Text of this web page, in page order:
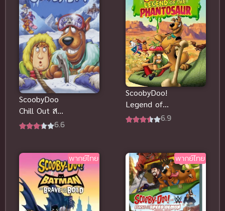
ScoobyDoo
Chill Out สคูบี้
ดู! ผจญมนุษย์
ไลน์
6.6
ScoobyDoo!
Legend of
the
คืนชีพ
6.9
พากย์ไทย พากย์ไทย